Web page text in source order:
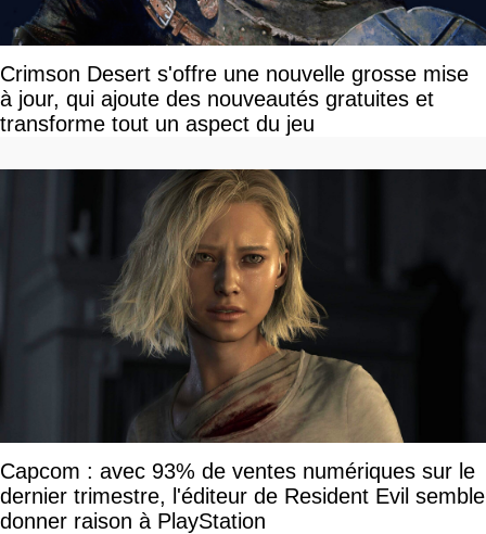
Crimson Desert s'offre une nouvelle grosse mise
à jour, qui ajoute des nouveautés gratuites et
transforme tout un aspect du jeu
Capcom : avec 93% de ventes numériques sur le
dernier trimestre, l'éditeur de Resident Evil semble
donner raison à PlayStation